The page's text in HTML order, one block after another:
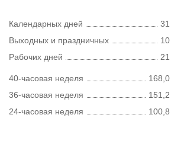
Календарных дней
31
Выходных и праздничных
10
Рабочих дней
21
40-часовая неделя
168,0
36-часовая неделя
151,2
24-часовая неделя
100,8